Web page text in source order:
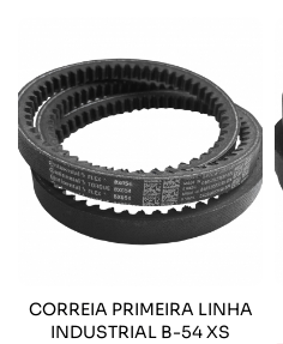
CORREIA PRIMEIRA LINHA
INDUSTRIAL B-54 XS